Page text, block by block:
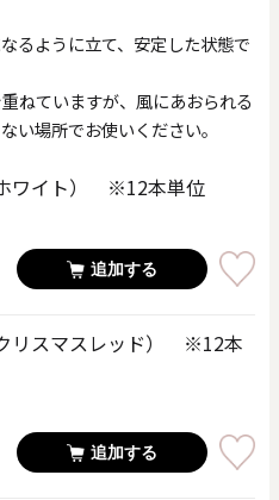
るように立て、安定した状態で
ねていますが、風にあおられる
い場所でお使いください。
ワイト） ※12本単位
追加する
リスマスレッド） ※12本
追加する